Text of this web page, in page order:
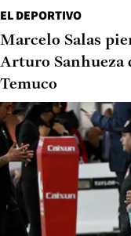
EL DEPORTIVO
Marcelo Salas
Arturo Sanhueza
Temuco